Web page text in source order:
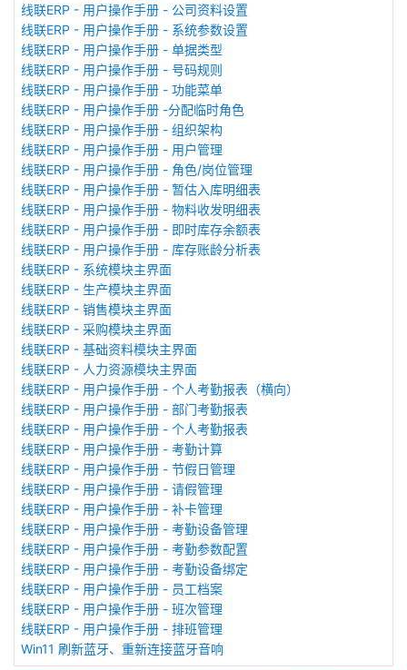
线联ERP - 用户操作手册 - 公司资料设置
线联ERP - 用户操作手册 - 系统参数设置
线联ERP - 用户操作手册 - 单据类型
线联ERP - 用户操作手册 - 号码规则
线联ERP - 用户操作手册 - 功能菜单
线联ERP - 用户操作手册 -分配临时角色
线联ERP - 用户操作手册 - 组织架构
线联ERP - 用户操作手册 - 用户管理
线联ERP - 用户操作手册 - 角色/岗位管理
线联ERP - 用户操作手册 - 暂估入库明细表
线联ERP - 用户操作手册 - 物料收发明细表
线联ERP - 用户操作手册 - 即时库存余额表
线联ERP - 用户操作手册 - 库存账龄分析表
线联ERP - 系统模块主界面
线联ERP - 生产模块主界面
线联ERP - 销售模块主界面
线联ERP - 采购模块主界面
线联ERP - 基础资料模块主界面
线联ERP - 人力资源模块主界面
线联ERP - 用户操作手册 - 个人考勤报表（横向）
线联ERP - 用户操作手册 - 部门考勤报表
线联ERP - 用户操作手册 - 个人考勤报表
线联ERP - 用户操作手册 - 考勤计算
线联ERP - 用户操作手册 - 节假日管理
线联ERP - 用户操作手册 - 请假管理
线联ERP - 用户操作手册 - 补卡管理
线联ERP - 用户操作手册 - 考勤设备管理
线联ERP - 用户操作手册 - 考勤参数配置
线联ERP - 用户操作手册 - 考勤设备绑定
线联ERP - 用户操作手册 - 员工档案
线联ERP - 用户操作手册 - 班次管理
线联ERP - 用户操作手册 - 排班管理
Win11 刷新蓝牙、重新连接蓝牙音响